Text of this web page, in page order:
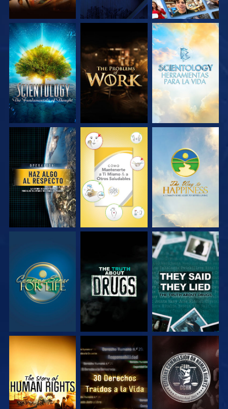
EXPLORA LAS
SERIES
EXPLORA LAS
SERIES
EXPLORA LAS
SERIES
VE VE VE
VE VE
VE VE VE